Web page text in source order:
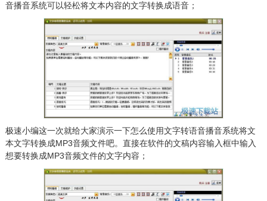
音播音系统可以轻松将文本内容的文字转换成语音；
极速小编这一次就给大家演示一下怎么使用文字转语音播音系统将文
本文字转换成MP3音频文件吧。直接在软件的文稿内容输入框中输入
想要转换成MP3音频文件的文字内容；